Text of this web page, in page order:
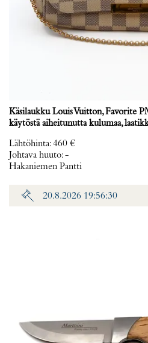
Käsilaukku Louis Vuitton, Favorite
käytöstä aiheitunutta kulumaa,
Lähtöhinta:460 €
Johtava huuto:-
Hakaniemen Pantti
20.8.2026 19:56:30